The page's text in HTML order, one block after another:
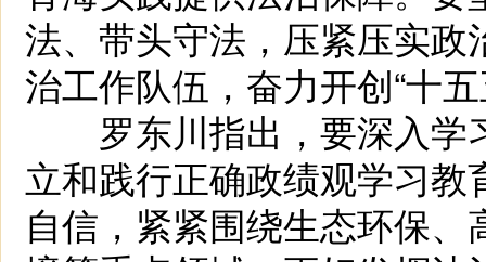
法、带头守法，压紧压实
治工作队伍，奋力开创“十
罗东川指出，要深入学
立和践行正确政绩观学习
自信，紧紧围绕生态环保